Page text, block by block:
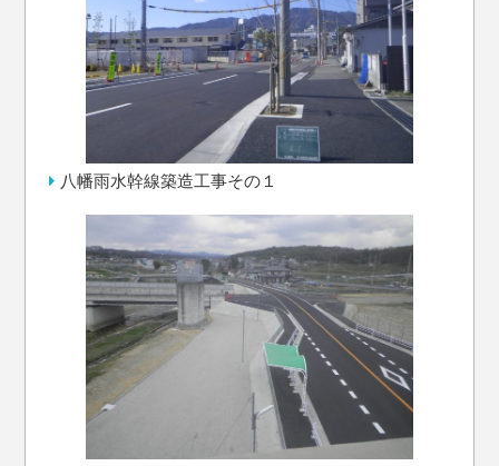
八幡雨水幹線築造工事その１